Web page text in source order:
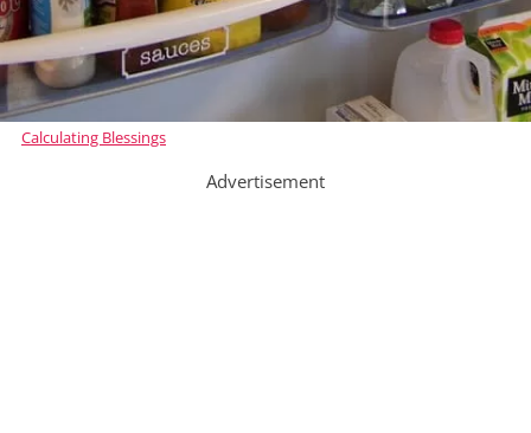
Calculating Blessings
Advertisement